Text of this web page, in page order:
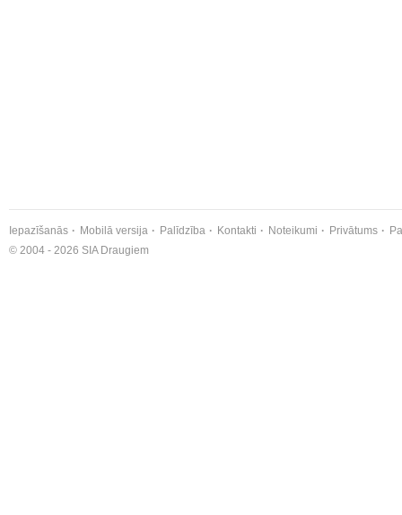
Iepazīšanās Mobilā versija Palīdzība Kontakti Noteikumi Privātums
© 2004 - 2026 SIA Draugiem